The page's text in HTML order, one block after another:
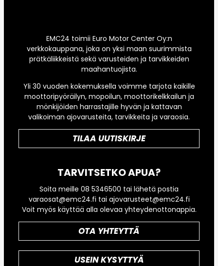
EMC24 toimii Euro Motor Center Oy:n
verkkokauppana, joka on yksi maan suurimmista
prätkäliikkeistä sekä varusteiden ja tarvikkeiden
maahantuojista.
Yli 30 vuoden kokemuksella voimme tarjota kaikille
moottoripyöräilyn, mopoilun, moottorikelkkailun ja
mönkijöiden harrastajille hyvän ja kattavan
valikoiman ajovarusteita, tarvikkeita ja varaosia.
TILAA UUTISKIRJE
TARVITSETKO APUA?
Soita meille 08 5346500 tai lähetä postia
varaosat@emc24.fi tai ajovarusteet@emc24.fi
Voit myös käyttää alla olevaa yhteydenottonappia.
OTA YHTEYTTÄ
USEIN KYSYTTYÄ